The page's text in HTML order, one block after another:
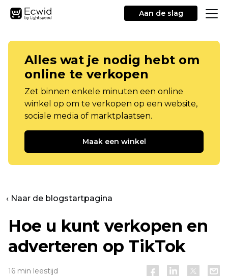
Aan de slag
Alles wat je nodig hebt om
online te verkopen
Zet binnen enkele minuten een online
winkel op om te verkopen op een website,
sociale media of marktplaatsen.
Maak een winkel
‹ Naar de blogstartpagina
Hoe u kunt verkopen en
adverteren op TikTok
16 min leestijd